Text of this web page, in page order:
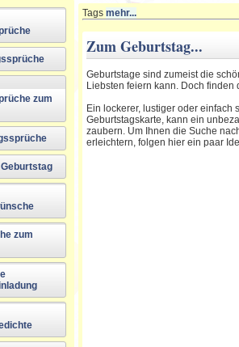
zum
zum
Tags mehr...
Zum Geburtstag...
Geburtstage sind zumeist die
Liebsten feiern kann. Doch
Ein lockerer, lustiger oder einfach
Geburtstagskarte, kann ein
zaubern. Um Ihnen die Suche
erleichtern, folgen hier ein paar